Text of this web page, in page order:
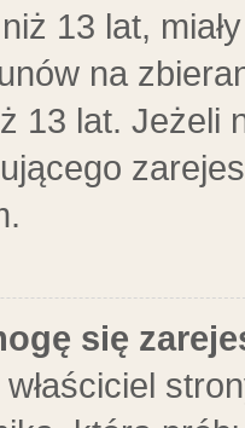
13 lat,
na
13 lat. Jeżeli
się